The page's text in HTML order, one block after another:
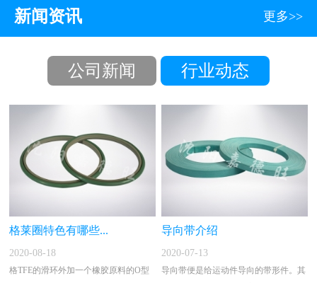
新闻资讯 更多>>
公司新闻 行业动态
格莱圈特色有哪些...
2020-08-18
格TFE的滑环外加一个橡胶原料的O型
导向带介绍
2020-07-13
导向带便是给运动件导向的带形件。其